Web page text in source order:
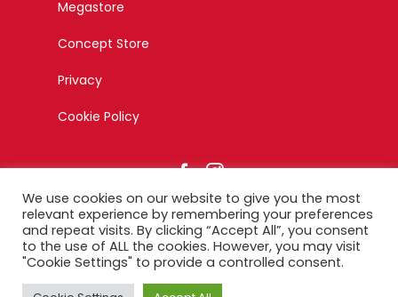
Megastore
Concept Store
Privacy
Cookie Policy
© Copyright 2023 – Esagono Srl – Tutti i diritti riservati –
Designed by Ikonika
We use cookies on our website to give you the most
relevant experience by remembering your preferences
and repeat visits. By clicking “Accept All”, you consent
to the use of ALL the cookies. However, you may visit
"Cookie Settings" to provide a controlled consent.